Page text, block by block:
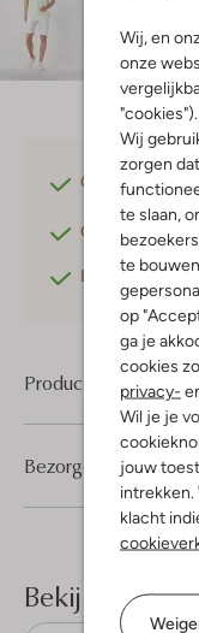
Wij, en
onze
"cookies").
Wij
zorgen
te slaan,
te
op
ga je
cookies
privacy-
Wil je je
jouw
intrekken.
klacht
pasvorm is
Gratis
Gratis
Betaal achteraf
Product informatie
Bezorgen &
Bekijk meer